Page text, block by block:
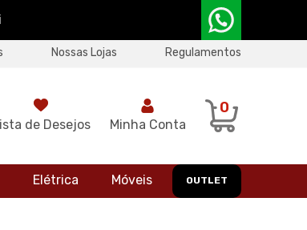
Nossas Lojas Regulamentos
de Desejos Minha Conta
0
OUTLET
Elétrica Móveis